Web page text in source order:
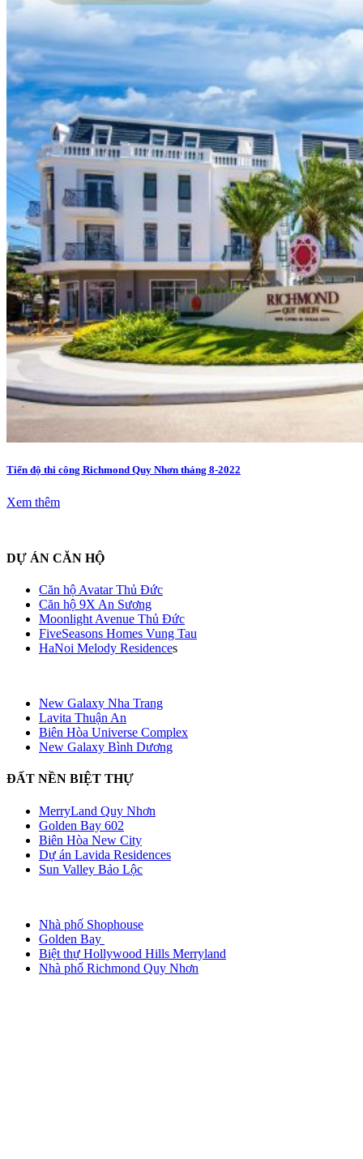
Tiến độ thi công Richmond Quy Nhơn tháng 8-2022
Xem thêm
DỰ ÁN CĂN HỘ
Căn hộ Avatar Thủ Đức
Căn hộ 9X An Sương
Moonlight Avenue Thủ Đức
FiveSeasons Homes Vung Tau
HaNoi Melody Residences
New Galaxy Nha Trang
Lavita Thuận An
Biên Hòa Universe Complex
New Galaxy Bình Dương
ĐẤT NỀN BIỆT THỰ
MerryLand Quy Nhơn
Golden Bay 602
Biên Hòa New City
Dự án Lavida Residences
Sun Valley Bảo Lộc
Nhà phố Shophouse
Golden Bay
Biệt thự Hollywood Hills Merryland
Nhà phố Richmond Quy Nhơn